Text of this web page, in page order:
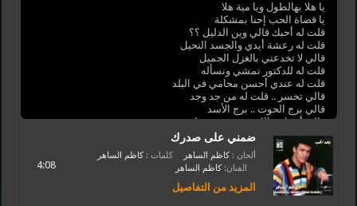
يا هلا بهالطول ويا مية هلا
يا قضاة الحب إحنا بمشكلة
قلت له أحبك قالي وين الدليل ؟؟
قلت له رعشة أيدي والجسد النحيل
قالي لا تخدعني بالغزل الجميل
قلت له للدكتور نمشي ونسأله
قلت له عندي أحسن محامي في البلد
قالي تخسر .. قلت له من جد وجد
قالي برج الحوت .. برج الأسد
قالي أعقل .. الل يحب شي يعقله
يا هلا .. ويا هلا
قلت له من أهلك أخطفك وأسجنك
قالي شو حب التملك معدنك ؟؟
قلت له لو مثل الغرام مجننك
قالي أعقل الل يحب شي يعقله
ويا هلا .. ويا مية هلا
ضمني على صدرك
ألحان :كاظم الساهر كلمات :كاظم الساهر
الفنان:كاظم الساهر
المزيد من التفاصيل
4:08